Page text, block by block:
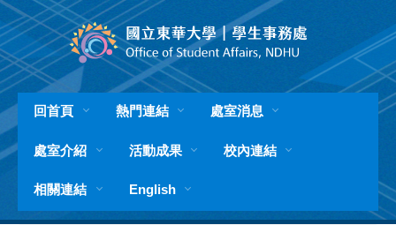
跳
到
主
要
內
容
區
回首頁 熱門連結 處室消息
處室介紹 活動成果 校內連結
相關連結 English